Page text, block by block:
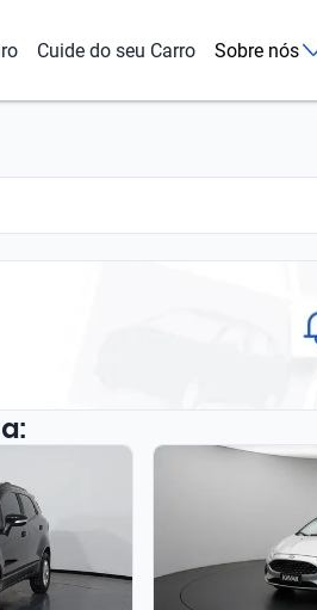
Cuide do seu Carro Sobre nós